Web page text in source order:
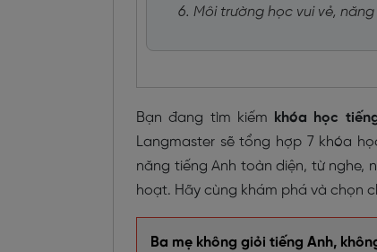
6. Môi trường học vui vẻ,
Bạn đang tìm kiếm khóa học
Langmaster sẽ tổng hợp 7 khóa
năng tiếng Anh toàn diện, từ nghe,
hoạt. Hãy cùng khám phá và chọn
Ba mẹ không giỏi tiếng Anh,